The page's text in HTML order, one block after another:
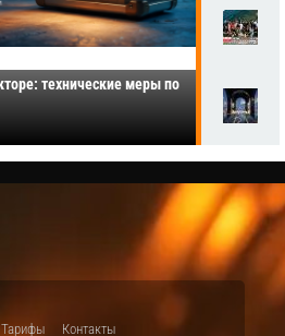
технические меры по
Тарифы Контакты